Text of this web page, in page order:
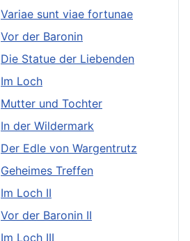
Variae sunt viae fortunae
Vor der Baronin
Die Statue der Liebenden
Im Loch
Mutter und Tochter
In der Wildermark
Der Edle von Wargentrutz
Geheimes Treffen
Im Loch II
Vor der Baronin II
Im Loch III